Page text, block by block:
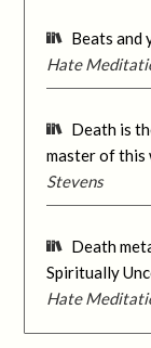
Beats and
Hate
Death is
master of this
Stevens
Death
Spiritually
Hate